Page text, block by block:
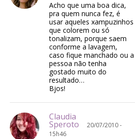
Acho que uma boa dica,
pra quem nunca fez, é
usar aqueles xampuzinhos
que colorem ou só
tonalizam, porque saem
conforme a lavagem,
caso fique manchado ou a
pessoa não tenha
gostado muito do
resultado…
Bjos!
Claudia
Speroto
20/07/2010 -
15h46